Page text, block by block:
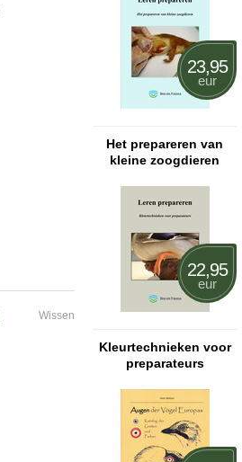
23,95
eur
Het prepareren van
kleine zoogdieren
22,95
eur
Kleurtechnieken voor
preparateurs
Wissen